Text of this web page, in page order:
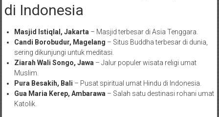
di Indonesia
Masjid Istiqlal, Jakarta – Masjid terbesar di Asia Tenggara.
Candi Borobudur, Magelang – Situs Buddha terbesar di dunia,
sering dikunjungi untuk meditasi.
Ziarah Wali Songo, Jawa – Jalur populer wisata religi umat
Muslim.
Pura Besakih, Bali – Pusat spiritual umat Hindu di Indonesia.
Gua Maria Kerep, Ambarawa – Salah satu destinasi rohani umat
Katolik.